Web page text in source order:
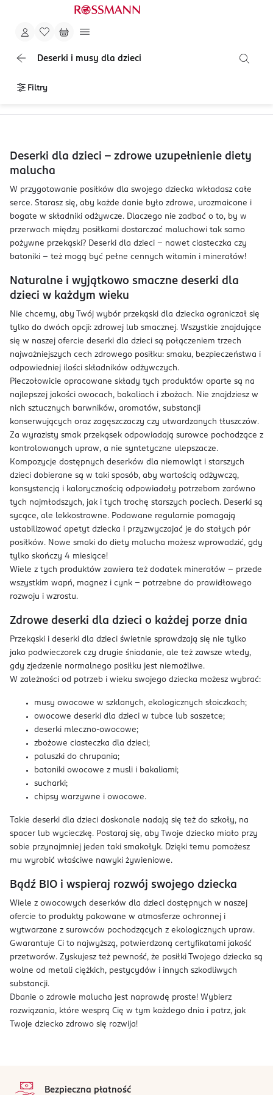
Deserki i musy dla dzieci
Filtry
Deserki dla dzieci – zdrowe uzupełnienie diety
malucha
W przygotowanie posiłków dla swojego dziecka wkładasz całe
serce. Starasz się, aby każde danie było zdrowe, urozmaicone i
bogate w składniki odżywcze. Dlaczego nie zadbać o to, by w
przerwach między posiłkami dostarczać maluchowi tak samo
pożywne przekąski? Deserki dla dzieci – nawet ciasteczka czy
batoniki – też mogą być pełne cennych witamin i minerałów!
Naturalne i wyjątkowo smaczne deserki dla
dzieci w każdym wieku
Nie chcemy, aby Twój wybór przekąski dla dziecka ograniczał się
tylko do dwóch opcji: zdrowej lub smacznej. Wszystkie znajdujące
się w naszej ofercie deserki dla dzieci są połączeniem trzech
najważniejszych cech zdrowego posiłku: smaku, bezpieczeństwa i
odpowiedniej ilości składników odżywczych.
Pieczołowicie opracowane składy tych produktów oparte są na
najlepszej jakości owocach, bakaliach i zbożach. Nie znajdziesz w
nich sztucznych barwników, aromatów, substancji
konserwujących oraz zagęszczaczy czy utwardzanych tłuszczów.
Za wyrazisty smak przekąsek odpowiadają surowce pochodzące z
kontrolowanych upraw, a nie syntetyczne ulepszacze.
Kompozycje dostępnych deserków dla niemowląt i starszych
dzieci dobierane są w taki sposób, aby wartością odżywczą,
konsystencją i kalorycznością odpowiadały potrzebom zarówno
tych najmłodszych, jak i tych trochę starszych pociech. Deserki są
sycące, ale lekkostrawne. Podawane regularnie pomagają
ustabilizować apetyt dziecka i przyzwyczajać je do stałych pór
posiłków. Nowe smaki do diety malucha możesz wprowadzić, gdy
tylko skończy 4 miesiące!
Wiele z tych produktów zawiera też dodatek minerałów – przede
wszystkim wapń, magnez i cynk – potrzebne do prawidłowego
rozwoju i wzrostu.
Zdrowe deserki dla dzieci o każdej porze dnia
Przekąski i deserki dla dzieci świetnie sprawdzają się nie tylko
jako podwieczorek czy drugie śniadanie, ale też zawsze wtedy,
gdy zjedzenie normalnego posiłku jest niemożliwe.
W zależności od potrzeb i wieku swojego dziecka możesz wybrać:
musy owocowe w szklanych, ekologicznych słoiczkach;
owocowe deserki dla dzieci w tubce lub saszetce;
deserki mleczno-owocowe;
zbożowe ciasteczka dla dzieci;
paluszki do chrupania;
batoniki owocowe z musli i bakaliami;
sucharki;
chipsy warzywne i owocowe.
Takie deserki dla dzieci doskonale nadają się też do szkoły, na
spacer lub wycieczkę. Postaraj się, aby Twoje dziecko miało przy
sobie przynajmniej jeden taki smakołyk. Dzięki temu pomożesz
mu wyrobić właściwe nawyki żywieniowe.
Bądź BIO i wspieraj rozwój swojego dziecka
Wiele z owocowych deserków dla dzieci dostępnych w naszej
ofercie to produkty pakowane w atmosferze ochronnej i
wytwarzane z surowców pochodzących z ekologicznych upraw.
Gwarantuje Ci to najwyższą, potwierdzoną certyfikatami jakość
przetworów. Zyskujesz też pewność, że posiłki Twojego dziecka są
wolne od metali ciężkich, pestycydów i innych szkodliwych
substancji.
Dbanie o zdrowie malucha jest naprawdę proste! Wybierz
rozwiązania, które wesprą Cię w tym każdego dnia i patrz, jak
Twoje dziecko zdrowo się rozwija!
Bezpieczna płatność